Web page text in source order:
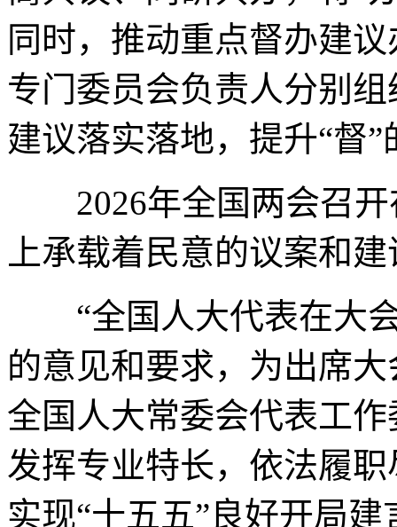
同时，推动重点督办建
专门委员会负责人分别
建议落实落地，提升“督”
2026年全国两会召开
上承载着民意的议案和
“全国人大代表在大会
的意见和要求，为出席
全国人大常委会代表工
发挥专业特长，依法履
实现“十五五”良好开局